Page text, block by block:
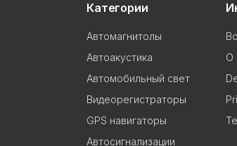
Категории
Автомагнитолы
Автоакустика
Автомобильный свет
Видеорегистраторы
GPS навигаторы
Автосигнализации
О